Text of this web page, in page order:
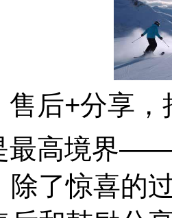
售后+分享
最高境界——
除了惊喜的